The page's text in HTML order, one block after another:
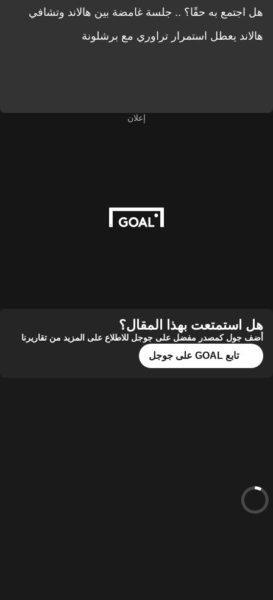
هل اجتمع به حقًا؟ .. جلسة غامضة بين هالاند وتشافي
هالاند يعطل استمرار تراوري مع برشلونة
إعلان
هل استمتعت بهذا المقال؟
أضف جول كمصدر مفضل على جوجل للاطلاع على المزيد من تقاريرنا
تابع GOAL على جوجل